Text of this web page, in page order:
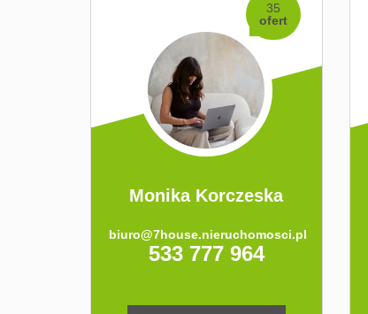
35
ofert
Monika Korczeska
biuro@7house.nieruchomosci.pl
533 777 964